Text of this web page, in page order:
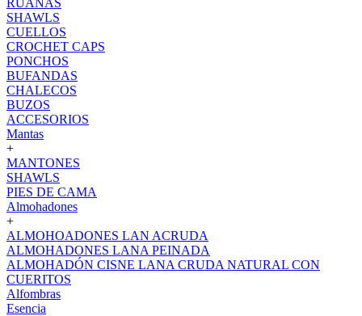
RUANAS
SHAWLS
CUELLOS
CROCHET CAPS
PONCHOS
BUFANDAS
CHALECOS
BUZOS
ACCESORIOS
Mantas
+
MANTONES
SHAWLS
PIES DE CAMA
Almohadones
+
ALMOHOADONES LAN ACRUDA
ALMOHADONES LANA PEINADA
ALMOHADÓN CISNE LANA CRUDA NATURAL CON
CUERITOS
Alfombras
Esencia